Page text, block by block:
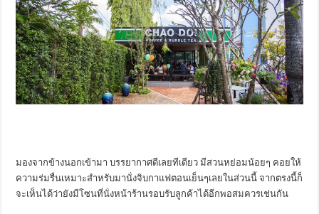
มองจากข้างนอกเข้ามา บรรยากาศดีเลยทีเดียว มีสวนหย่อมน้อยๆ คอยให้
ความร่มรื่นเหมาะสำหรับมานั่งจิบกาแฟตอนเย็นๆเลยในส่วนนี้ จากตรงนี้ก็
จะเห็นได้ว่ายังมีโซนที่นั่งหน้าร้านรอบรับลูกค้าได้อีกพอสมควรเช่นกัน